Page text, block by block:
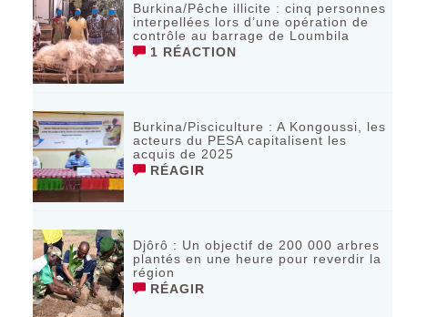
Burkina/Pêche illicite : cinq personnes
interpellées lors d’une opération de
contrôle au barrage de Loumbila
1 RÉACTION
Burkina/Pisciculture : A Kongoussi, les
acteurs du PESA capitalisent les
acquis de 2025
RÉAGIR
Djôrô : Un objectif de 200 000 arbres
plantés en une heure pour reverdir la
région
RÉAGIR